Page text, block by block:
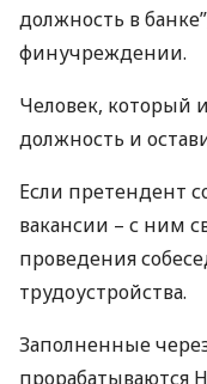
должность в
финучреждении.
Человек, который
должность и
Если претендент
вакансии – с ним
проведения
трудоустройства.
Заполненные
прорабатываются